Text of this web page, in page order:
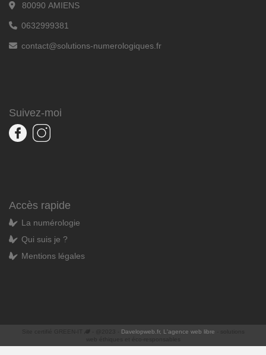
80090 AMIENS
0632999381
contact@solutions-numerologiques.fr
Suivez-moi
Accès rapide
La numérologie
Qui suis je ?
Mentions légales
Davelopweb.fr, L'agence web libre